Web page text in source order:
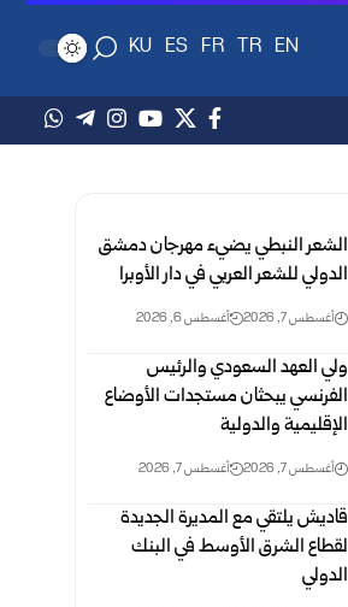
EN
TR
FR
ES
KU
الشعر النبطي يضيء مهرجان دمشق
الدولي للشعر العربي في دار الأوبرا
أغسطس 7, 2026 أغسطس 6, 2026
ولي العهد السعودي والرئيس
الفرنسي يبحثان مستجدات الأوضاع
الإقليمية والدولية
أغسطس 7, 2026 أغسطس 7, 2026
قاديش يلتقي مع المديرة الجديدة
لقطاع الشرق الأوسط في البنك
الدولي